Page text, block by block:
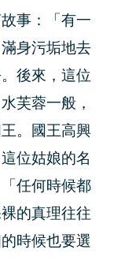
事：「有一
身污垢地去
後來，這位
芙蓉一般，
。國王高興
位姑娘的名
任何時候都
的真理往往
時候也要選